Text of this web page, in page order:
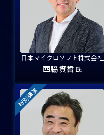
日本マイクロソフト株式会社
西脇 資哲氏
特別講演